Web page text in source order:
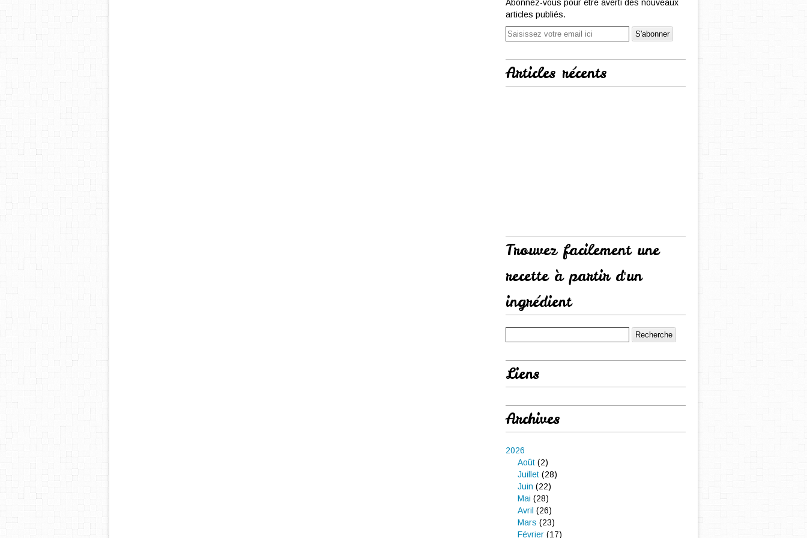
Abonnez-vous pour être averti des nouveaux
articles publiés.
Articles récents
Trouvez facilement une
recette à partir d'un
ingrédient
Liens
Archives
2026
Août (2)
Juillet (28)
Juin (22)
Mai (28)
Avril (26)
Mars (23)
Février (17)